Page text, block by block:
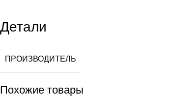
Детали
ПРОИЗВОДИТЕЛЬ
Похожие товары